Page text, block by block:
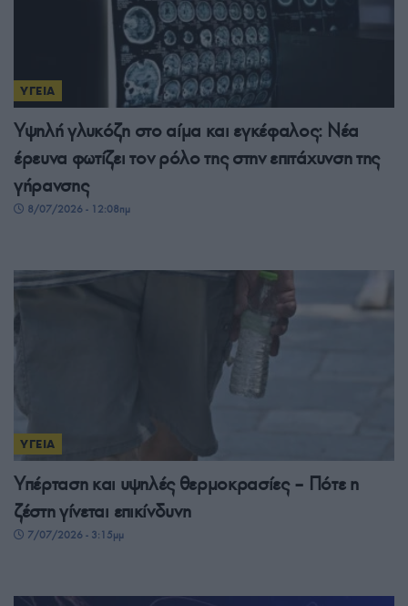
ΥΓΕΙΑ
Υψηλή γλυκόζη στο αίμα και εγκέφαλος: Νέα
έρευνα φωτίζει τον ρόλο της στην επιτάχυνση της
γήρανσης
8/07/2026 - 12:08πμ
ΥΓΕΙΑ
Υπέρταση και υψηλές θερμοκρασίες – Πότε η
ζέστη γίνεται επικίνδυνη
7/07/2026 - 3:15μμ